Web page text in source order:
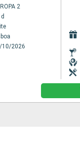
2
10/2026